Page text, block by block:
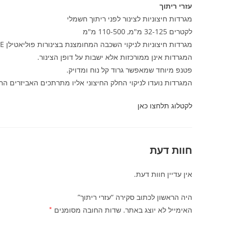
עזרי ריתוך
מגרדות חיצוניות לצינור לפני ריתוך חשמלי
לקטרים 32-125 מ"מ, 110-500 מ"מ
מגרדות חיצוניות לניקוי השכבה המחומצנת בצינורות פוליאטילן PE.
המגרדות אינן ממורכזות אלא ישבות על דופן הצינור.
פטנפ מיוחד שמאפשר גרוד קל נוח ומדויק.
המגרדות נועדו לניקוי החלק החיצוני אליו מתרתכים האביזרים
לקטלוג תלחצו כאן
חוות דעת
אין עדיין חוות דעת.
היה הראשון לכתוב סקירה “עזרי ריתוך”
האימייל לא יוצג באתר. שדות החובה מסומנים *